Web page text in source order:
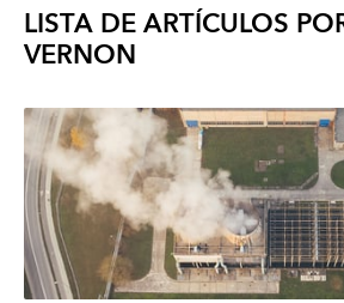
LISTA DE ARTÍCULOS
VERNON